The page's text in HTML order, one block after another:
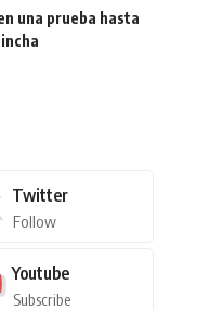
una prueba hasta
Twitter
Follow
Youtube
Subscribe